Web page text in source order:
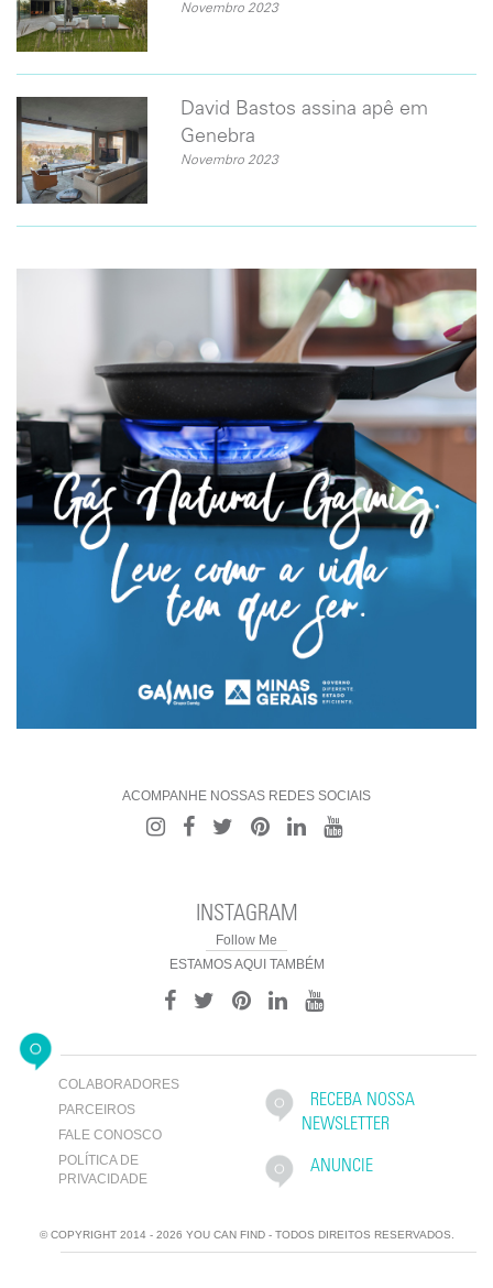
Novembro 2023
David Bastos assina apê em
Genebra
Novembro 2023
ACOMPANHE NOSSAS REDES SOCIAIS
INSTAGRAM
Follow Me
ESTAMOS AQUI TAMBÉM
COLABORADORES
PARCEIROS
FALE CONOSCO
POLÍTICA DE
PRIVACIDADE
RECEBA NOSSA
NEWSLETTER
ANUNCIE
© COPYRIGHT 2014 - 2026 YOU CAN FIND - TODOS DIREITOS RESERVADOS.